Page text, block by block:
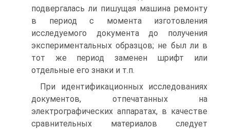
подвергалась ли пишущая машина ремонту
в период с момента изготовления
исследуемого документа до получения
экспериментальных образцов; не был ли в
тот же период заменен шрифт или
отдельные его знаки и т.п.
При идентификационных исследованиях
документов, отпечатанных на
электрографических аппаратах, в качестве
сравнительных материалов следует